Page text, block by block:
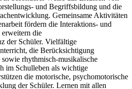
und Begriffsbildung und die
Gemeinsame Aktivitäten
fördern die Interaktions- und
die
der Schüler. Vielfältige
die Berücksichtigung
rhythmisch-musikalische
im Schulleben als wichtige
die motorische, psychomotorische
der Schüler. Lernen mit allen